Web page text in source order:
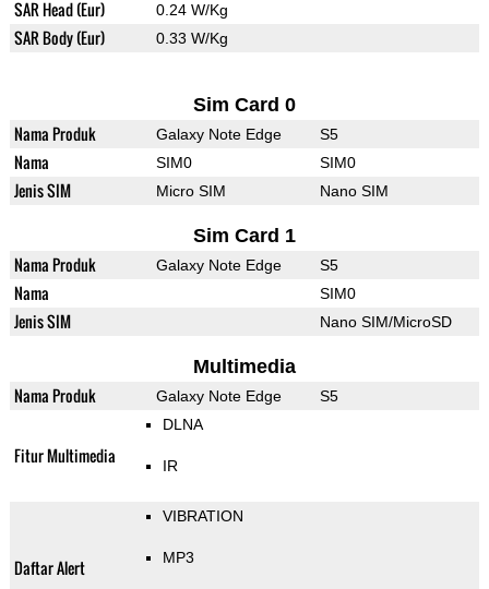
SAR Head (Eur) 0.24 W/Kg
SAR Body (Eur) 0.33 W/Kg
Sim Card 0
Nama Produk Galaxy Note Edge S5
Nama SIM0 SIM0
Jenis SIM Micro SIM Nano SIM
Sim Card 1
Nama Produk Galaxy Note Edge S5
Nama SIM0
Jenis SIM Nano SIM/MicroSD
Multimedia
Nama Produk Galaxy Note Edge S5
Fitur Multimedia
DLNA
IR
Daftar Alert
VIBRATION
MP3